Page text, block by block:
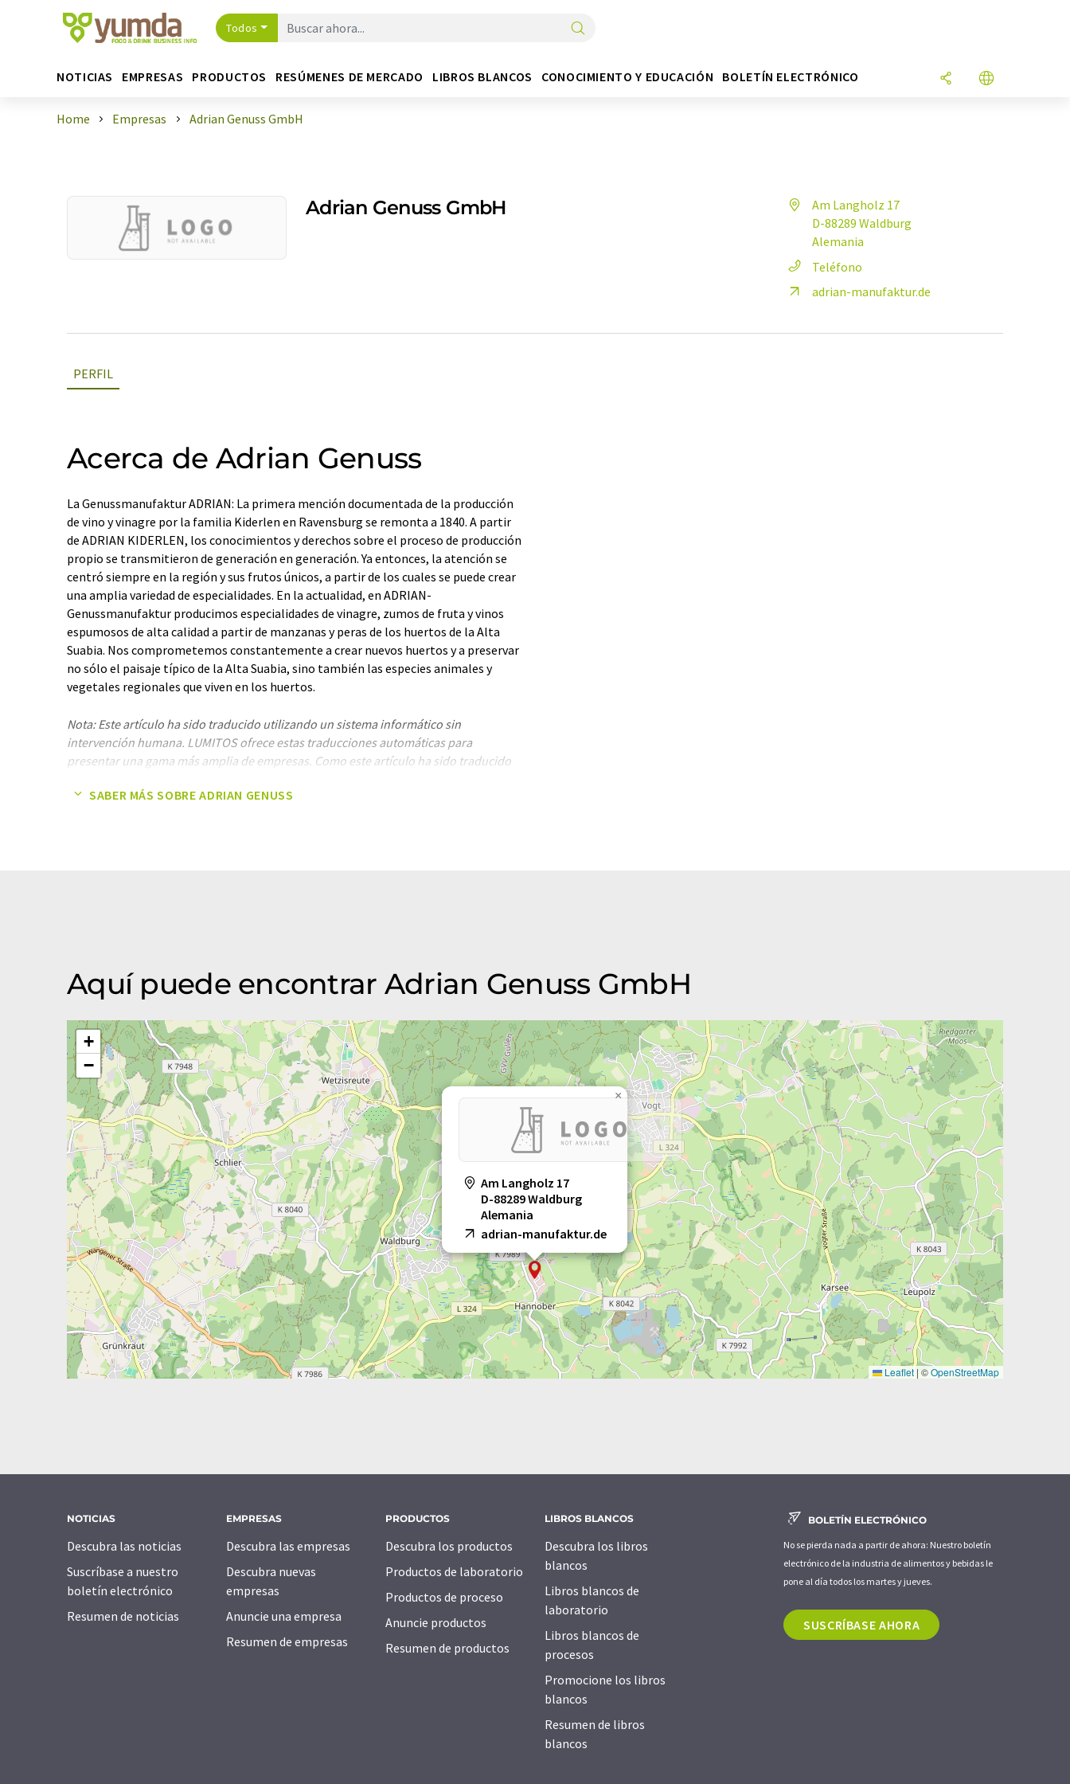
Todos
NOTICIAS EMPRESAS PRODUCTOS RESÚMENES DE MERCADO LIBROS BLANCOS CONOCIMIENTO Y EDUCACIÓN BOLETÍN ELECTRÓNICO
Home Empresas Adrian Genuss GmbH
Adrian Genuss GmbH
Am Langholz 17
D-88289 Waldburg
Alemania
Teléfono
adrian-manufaktur.de
PERFIL
Acerca de Adrian Genuss
La Genussmanufaktur ADRIAN: La primera mención documentada de la producción
de vino y vinagre por la familia Kiderlen en Ravensburg se remonta a 1840. A partir
de ADRIAN KIDERLEN, los conocimientos y derechos sobre el proceso de producción
propio se transmitieron de generación en generación. Ya entonces, la atención se
centró siempre en la región y sus frutos únicos, a partir de los cuales se puede crear
una amplia variedad de especialidades. En la actualidad, en ADRIAN-
Genussmanufaktur producimos especialidades de vinagre, zumos de fruta y vinos
espumosos de alta calidad a partir de manzanas y peras de los huertos de la Alta
Suabia. Nos comprometemos constantemente a crear nuevos huertos y a preservar
no sólo el paisaje típico de la Alta Suabia, sino también las especies animales y
vegetales regionales que viven en los huertos.
Nota: Este artículo ha sido traducido utilizando un sistema informático sin
intervención humana. LUMITOS ofrece estas traducciones automáticas para
presentar una gama más amplia de empresas. Como este artículo ha sido traducido
gramática. El artículo original en Inglés se puede encontrar
SABER MÁS SOBRE ADRIAN GENUSS
Aquí puede encontrar Adrian Genuss GmbH
Am Langholz 17
D-88289 Waldburg
Alemania
adrian-manufaktur.de
×
+
−
Leaflet | ©OpenStreetMap
NOTICIAS
Descubra las noticias
Suscríbase a nuestro
boletín electrónico
Resumen de noticias
EMPRESAS
Descubra las empresas
Descubra nuevas
empresas
Anuncie una empresa
Resumen de empresas
PRODUCTOS
Descubra los productos
Productos de laboratorio
Productos de proceso
Anuncie productos
Resumen de productos
LIBROS BLANCOS
Descubra los libros
blancos
Libros blancos de
laboratorio
Libros blancos de
procesos
Promocione los libros
blancos
Resumen de libros
blancos
BOLETÍN ELECTRÓNICO
No se pierda nada a partir de ahora: Nuestro boletín
electrónico de la industria de alimentos y bebidas le
pone al día todos los martes y jueves.
SUSCRÍBASE AHORA